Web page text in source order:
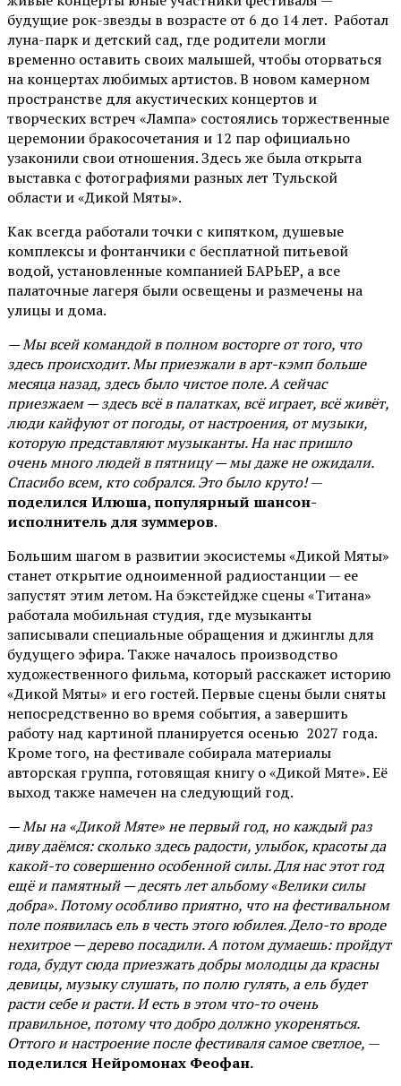
будущие рок-звезды в возрасте от 6 до 14 лет. Работал
луна-парк и детский сад, где родители могли
временно оставить своих малышей, чтобы оторваться
на концертах любимых артистов. В новом камерном
пространстве для акустических концертов и
творческих встреч «Лампа» состоялись торжественные
церемонии бракосочетания и 12 пар официально
узаконили свои отношения. Здесь же была открыта
выставка с фотографиями разных лет Тульской
области и «Дикой Мяты».
Как всегда работали точки с кипятком, душевые
комплексы и фонтанчики с бесплатной питьевой
водой, установленные компанией БАРЬЕР, а все
палаточные лагеря были освещены и размечены на
улицы и дома.
— Мы всей командой в полном восторге от того, что
здесь происходит. Мы приезжали в арт-кэмп больше
месяца назад, здесь было чистое поле. А сейчас
приезжаем — здесь всё в палатках, всё играет, всё живёт,
люди кайфуют от погоды, от настроения, от музыки,
которую представляют музыканты. На нас пришло
очень много людей в пятницу — мы даже не ожидали.
Спасибо всем, кто собрался. Это было круто!—
поделился Илюша, популярный шансон-
исполнитель для зуммеров.
Большим шагом в развитии экосистемы «Дикой Мяты»
станет открытие одноименной радиостанции — ее
запустят этим летом. На бэкстейдже сцены «Титана»
работала мобильная студия, где музыканты
записывали специальные обращения и джинглы для
будущего эфира. Также началось производство
художественного фильма, который расскажет историю
«Дикой Мяты» и его гостей. Первые сцены были сняты
непосредственно во время события, а завершить
работу над картиной планируется осенью 2027 года.
Кроме того, на фестивале собирала материалы
авторская группа, готовящая книгу о «Дикой Мяте». Её
выход также намечен на следующий год.
— Мы на «Дикой Мяте» не первый год, но каждый раз
диву даёмся: сколько здесь радости, улыбок, красоты да
какой-то совершенно особенной силы. Для нас этот год
ещё и памятный — десять лет альбому «Велики силы
добра». Потому особливо приятно, что на фестивальном
поле появилась ель в честь этого юбилея. Дело-то вроде
нехитрое — дерево посадили. А потом думаешь: пройдут
года, будут сюда приезжать добры молодцы да красны
девицы, музыку слушать, по полю гулять, а ель будет
расти себе и расти. И есть в этом что-то очень
правильное, потому что добро должно укореняться.
Оттого и настроение после фестиваля самое светлое, —
поделился Нейромонах Феофан.